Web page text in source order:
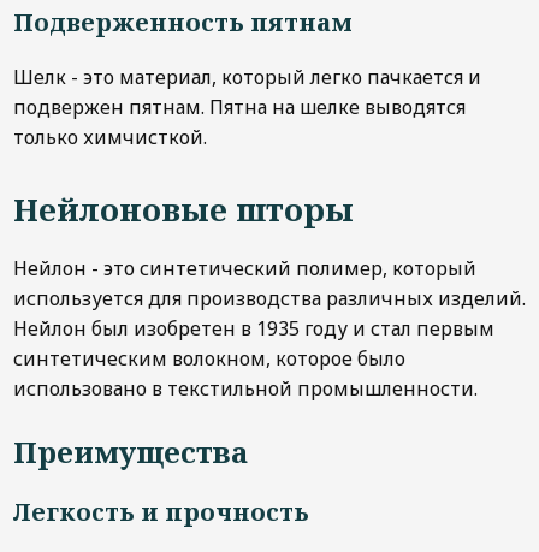
Подверженность пятнам
Шелк - это материал, который легко пачкается и
подвержен пятнам. Пятна на шелке выводятся
только химчисткой.
Нейлоновые шторы
Нейлон - это синтетический полимер, который
используется для производства различных изделий.
Нейлон был изобретен в 1935 году и стал первым
синтетическим волокном, которое было
использовано в текстильной промышленности.
Преимущества
Легкость и прочность